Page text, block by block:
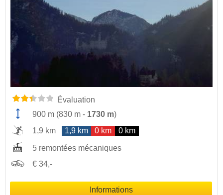
Évaluation
900 m (830 m - 1730 m)
1,9 km
1,9 km 0 km 0 km
5 remontées mécaniques
€ 34,-
Informations